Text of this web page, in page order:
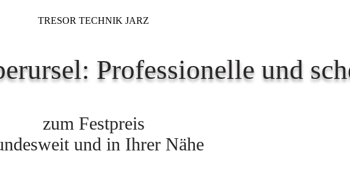
TRESOR TECHNIK JARZ
Professionelle und
zum Festpreis
und in Ihrer Nähe